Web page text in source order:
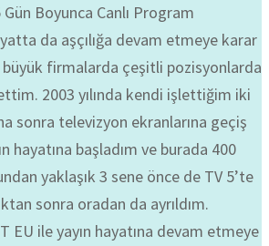
Gün Boyunca Canlı Program
da aşçılığa devam etmeye karar
firmalarda çeşitli pozisyonlarda
2003 yılında kendi işlettiğim iki
sonra televizyon ekranlarına geçiş
hayatına başladım ve burada 400
yaklaşık 3 sene önce de TV 5’te
sonra oradan da ayrıldım.
EU ile yayın hayatına devam etmeye